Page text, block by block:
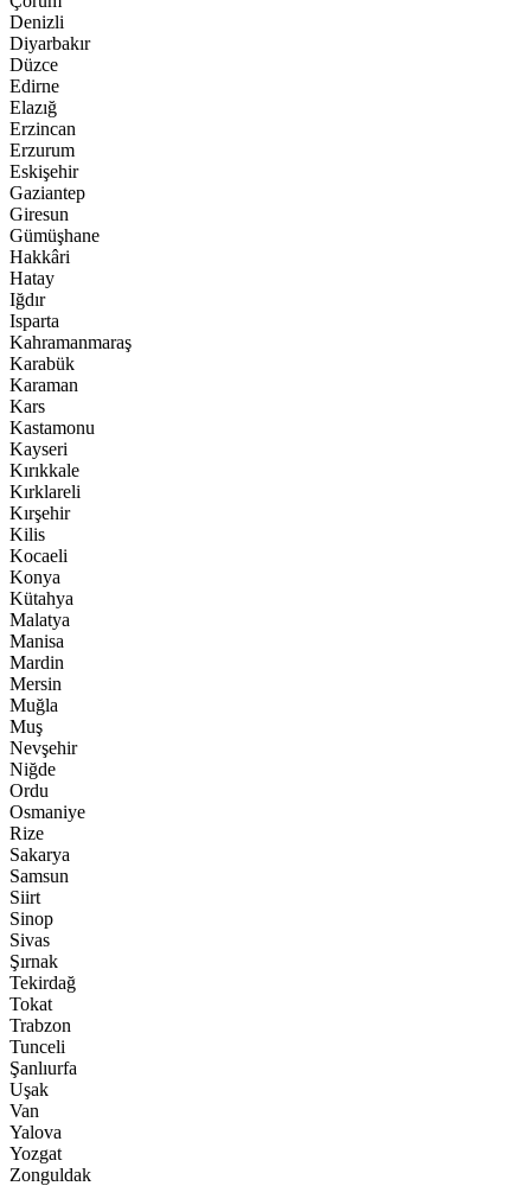
Denizli
Diyarbakır
Düzce
Edirne
Elazığ
Erzincan
Erzurum
Eskişehir
Gaziantep
Giresun
Gümüşhane
Hakkâri
Hatay
Iğdır
Isparta
Kahramanmaraş
Karabük
Karaman
Kars
Kastamonu
Kayseri
Kırıkkale
Kırklareli
Kırşehir
Kilis
Kocaeli
Konya
Kütahya
Malatya
Manisa
Mardin
Mersin
Muğla
Muş
Nevşehir
Niğde
Ordu
Osmaniye
Rize
Sakarya
Samsun
Siirt
Sinop
Sivas
Şırnak
Tekirdağ
Tokat
Trabzon
Tunceli
Şanlıurfa
Uşak
Van
Yalova
Yozgat
Zonguldak